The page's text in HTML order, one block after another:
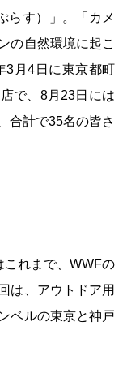
らす）」。「カメ
の自然環境に起こ
3月4日に東京都町
で、8月23日には
合計で35名の皆さ
これまで、WWFの
は、アウトドア用
ベルの東京と神戸